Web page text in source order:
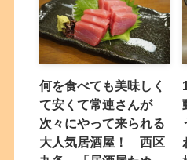
何を食べても美味しく
て安くて常連さんが
次々にやって来られる
大人気居酒屋！ 西区